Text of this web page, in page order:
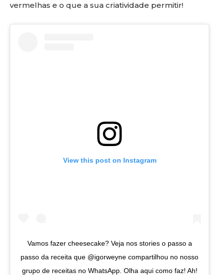
vermelhas e o que a sua criatividade permitir!
View this post on Instagram
Vamos fazer cheesecake? Veja nos stories o passo a
passo da receita que @igorweyne compartilhou no nosso
grupo de receitas no WhatsApp. Olha aqui como faz! Ah!